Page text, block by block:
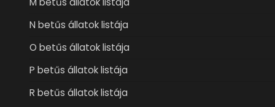
N betűs állatok listája
O betűs állatok listája
P betűs állatok listája
R betűs állatok listája